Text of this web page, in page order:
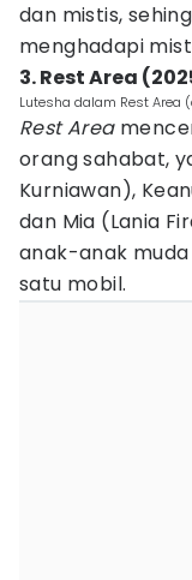
dan mistis,
menghadapi
3. Rest Area
Lutesha dalam Rest Area
Rest Area
orang sahabat,
Kurniawan),
dan Mia (Lania
anak-anak muda
satu mobil.